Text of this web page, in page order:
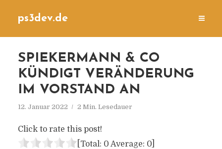
ps3dev.de
SPIEKERMANN & CO
KÜNDIGT VERÄNDERUNG
IM VORSTAND AN
12. Januar 2022 2 Min. Lesedauer
Click to rate this post!
[Total: 0 Average: 0]